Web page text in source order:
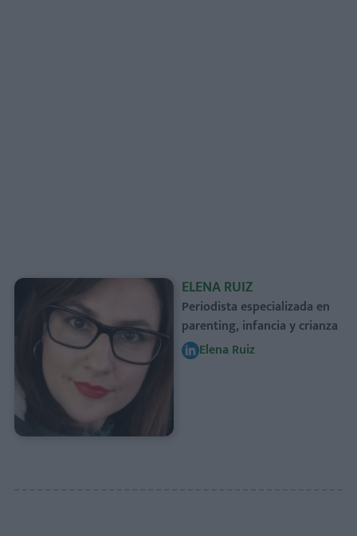
ELENA RUIZ
Periodista especializada en
parenting, infancia y crianza
Elena Ruiz